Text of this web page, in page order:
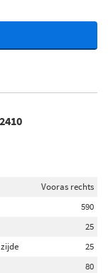
Vooras rechts
590
25
25
80